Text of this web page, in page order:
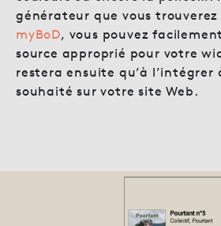
générateur que vous
myBoD, vous pouvez
source approprié pour votre
restera ensuite qu’à l’intégrer
souhaité sur votre site Web.